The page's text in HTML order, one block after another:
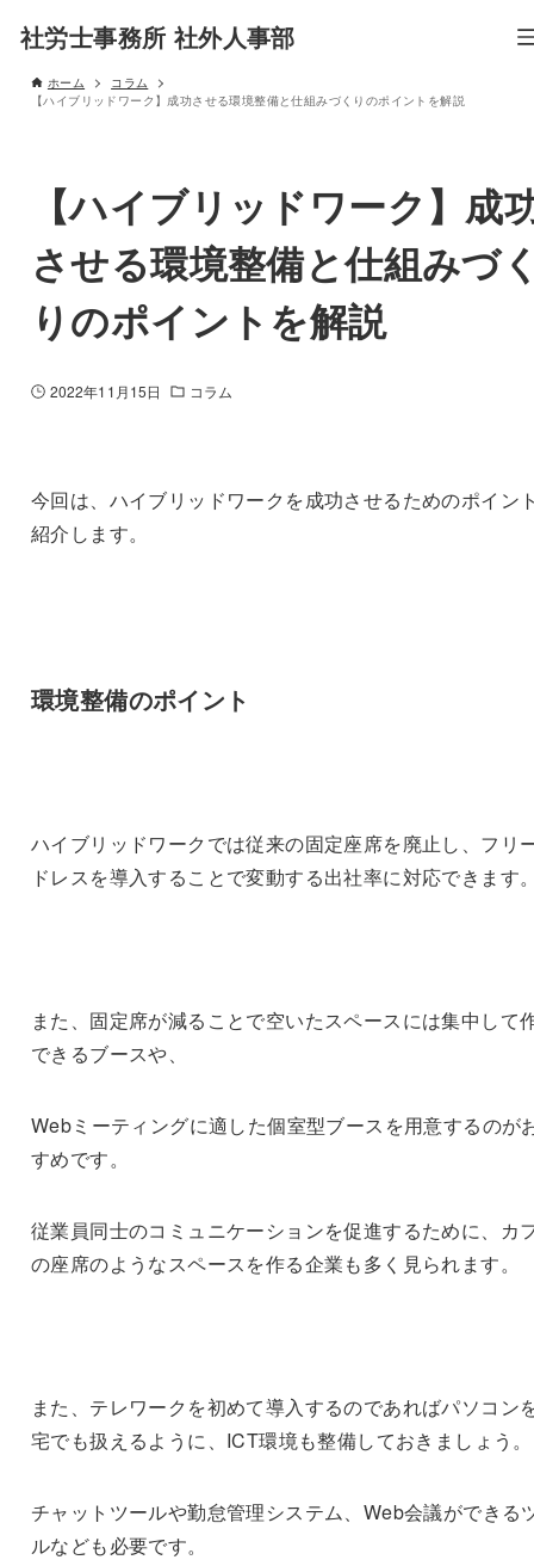
社労士事務所 社外人事部
ホーム
コラム
【ハイブリッドワーク】成功させる環境整備と仕組みづくりのポイントを解説
【ハイブリッドワーク】成
させる環境整備と仕組みづ
りのポイントを解説
2022年11月15日 コラム
今回は、ハイブリッドワークを成功させるためのポイン
紹介します。
環境整備のポイント
ハイブリッドワークでは従来の固定座席を廃止し、フリ
ドレスを導入することで変動する出社率に対応できます
また、固定席が減ることで空いたスペースには集中して
できるブースや、
Webミーティングに適した個室型ブースを用意するのが
すめです。
従業員同士のコミュニケーションを促進するために、カ
の座席のようなスペースを作る企業も多く見られます。
また、テレワークを初めて導入するのであればパソコン
宅でも扱えるように、ICT環境も整備しておきましょう。
チャットツールや勤怠管理システム、Web会議ができる
ルなども必要です。